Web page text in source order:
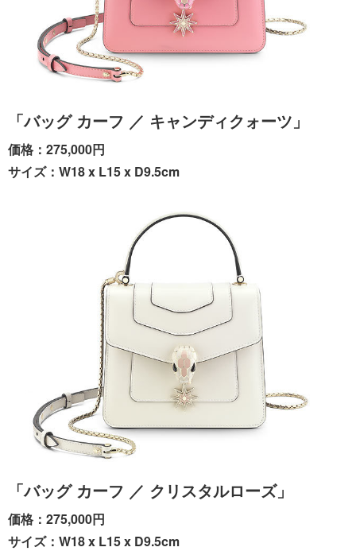
「バッグ カーフ ／ キャンディクォーツ」
価格：275,000円
サイズ：W18 x L15 x D9.5cm
「バッグ カーフ ／ クリスタルローズ」
価格：275,000円
サイズ：W18 x L15 x D9.5cm